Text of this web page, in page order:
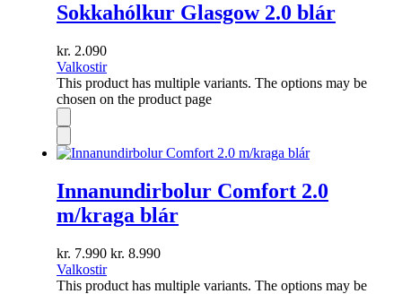
Sokkahólkur Glasgow 2.0 blár
kr. 2.090
Valkostir
This product has multiple variants. The options may be
chosen on the product page
Innanundirbolur Comfort 2.0
m/kraga blár
kr. 7.990 kr. 8.990
Valkostir
This product has multiple variants. The options may be